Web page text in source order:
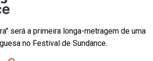
será a primeira longa-metragem de uma
no Festival de Sundance.